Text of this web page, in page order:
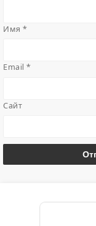
Имя*
Email*
Сайт